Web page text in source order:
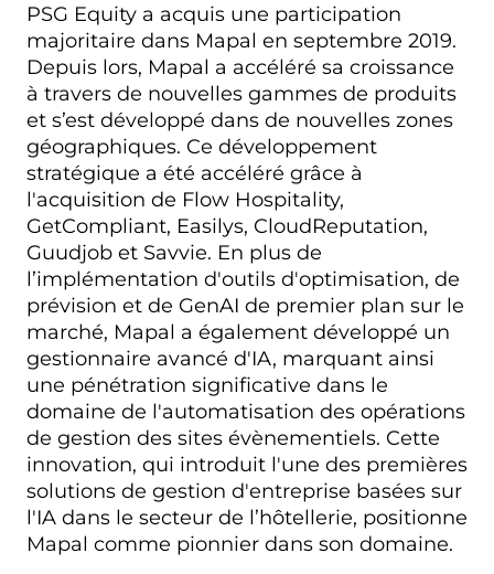
PSG Equity a acquis une participation
majoritaire dans Mapal en septembre 2019.
Depuis lors, Mapal a accéléré sa croissance
à travers de nouvelles gammes de produits
et s’est développé dans de nouvelles zones
géographiques. Ce développement
stratégique a été accéléré grâce à
l'acquisition de Flow Hospitality,
GetCompliant, Easilys, CloudReputation,
Guudjob et Savvie. En plus de
l’implémentation d'outils d'optimisation, de
prévision et de GenAI de premier plan sur le
marché, Mapal a également développé un
gestionnaire avancé d'IA, marquant ainsi
une pénétration significative dans le
domaine de l'automatisation des opérations
de gestion des sites évènementiels. Cette
innovation, qui introduit l'une des premières
solutions de gestion d'entreprise basées sur
l'IA dans le secteur de l’hôtellerie, positionne
Mapal comme pionnier dans son domaine.